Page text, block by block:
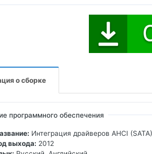
о сборке
программного обеспечения
Интеграция драйверов AHCI
выхода: 2012